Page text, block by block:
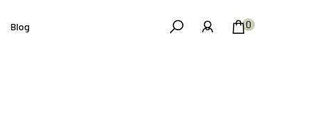
0
Blog